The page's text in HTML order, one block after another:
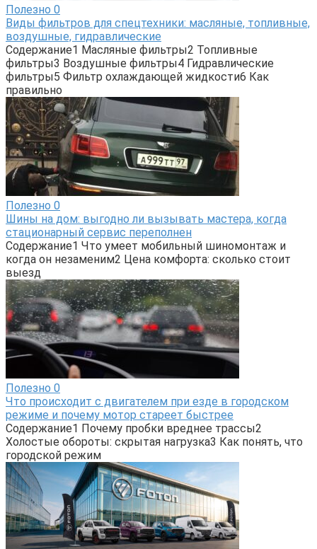
Полезно 0
Виды фильтров для спецтехники: масляные, топливные,
воздушные, гидравлические
Содержание1 Масляные фильтры2 Топливные
фильтры3 Воздушные фильтры4 Гидравлические
фильтры5 Фильтр охлаждающей жидкости6 Как
правильно
Полезно 0
Шины на дом: выгодно ли вызывать мастера, когда
стационарный сервис переполнен
Содержание1 Что умеет мобильный шиномонтаж и
когда он незаменим2 Цена комфорта: сколько стоит
выезд
Полезно 0
Что происходит с двигателем при езде в городском
режиме и почему мотор стареет быстрее
Содержание1 Почему пробки вреднее трассы2
Холостые обороты: скрытая нагрузка3 Как понять, что
городской режим